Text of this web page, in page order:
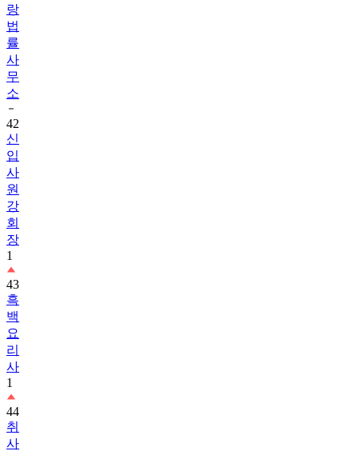
랑
법
률
사
무
소
42
신
입
사
원
강
회
장
1
43
흑
백
요
리
사
1
44
취
사